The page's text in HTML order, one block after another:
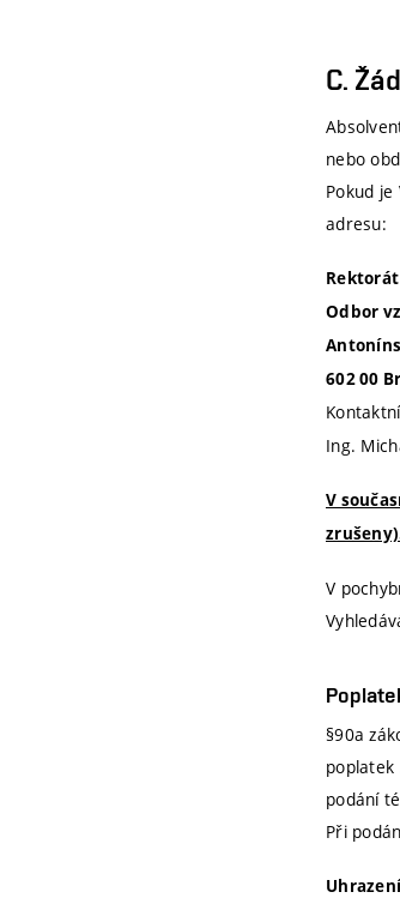
C.
nebo
Pokud
adresu:
Odbor
602 00
Ing.
V
V
§90a
poplatek
podání
Při